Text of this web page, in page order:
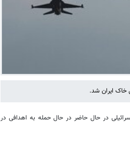
خاک ایران شد.
که هواپیماهای اسرائیلی در حال حاضر در حال حمله به اهدافی در